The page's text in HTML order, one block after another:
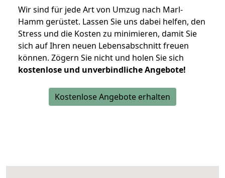
Wir sind für jede Art von Umzug nach Marl-
Hamm gerüstet. Lassen Sie uns dabei helfen, den
Stress und die Kosten zu minimieren, damit Sie
sich auf Ihren neuen Lebensabschnitt freuen
können. Zögern Sie nicht und holen Sie sich
kostenlose und unverbindliche Angebote!
Kostenlose Angebote erhalten